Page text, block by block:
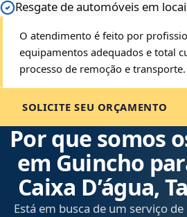
Resgate de automóveis em
O atendimento é feito por
equipamentos adequados e total
processo de remoção e transporte.
SOLICITE SEU ORÇAMENTO
Por que somos
em Guincho
Caixa D’água,
Está em busca de um serviço